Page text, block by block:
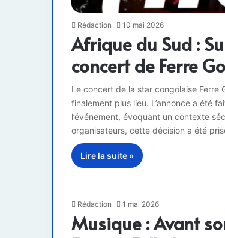
Rédaction 10 mai 2026
Afrique du Sud :
concert de Ferre
Le concert de la star congolaise Ferre
finalement plus lieu. L’annonce a été
l’événement, évoquant un contexte
organisateurs, cette décision a été
Lire la suite »
Rédaction 1 mai 2026
Musique : Avant